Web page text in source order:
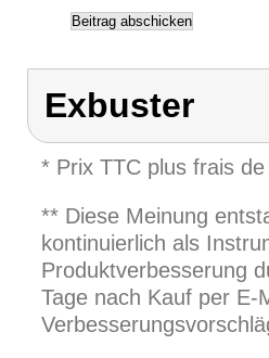
Exbuster
* Prix TTC plus frais
** Diese Meinung
kontinuierlich als
Produktverbesserung
Tage nach Kauf per E-